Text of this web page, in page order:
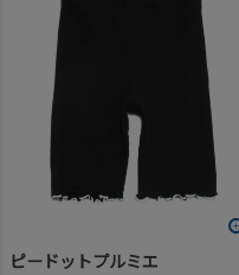
ピードットプルミエ